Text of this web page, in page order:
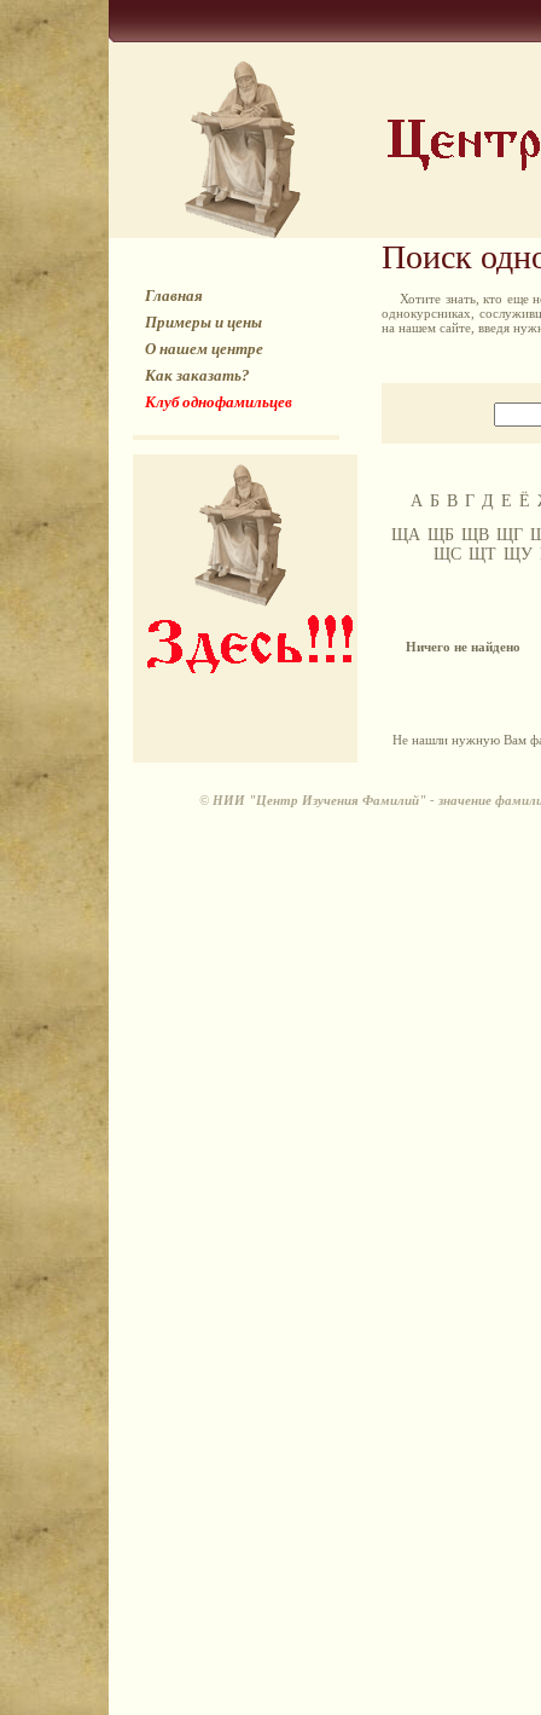
Главная
Примеры и цены
О нашем центре
Как заказать?
Клуб однофамильцев
Поиск
Хотите знать, кто еще
однокурсниках,
на нашем сайте, введя
А Б В Г Д Е Ё
ЩА ЩБ ЩВ ЩГ
ЩС ЩТ ЩУ
Ничего не найдено
Не нашли нужную Вам
© НИИ "Центр Изучения Фамилий" - значение